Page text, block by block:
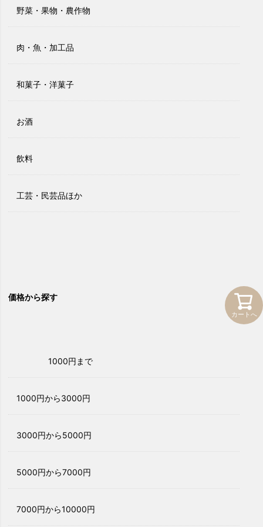
野菜・果物・農作物
肉・魚・加工品
和菓子・洋菓子
お酒
飲料
工芸・民芸品ほか
価格から探す
1000円まで
1000円から3000円
3000円から5000円
5000円から7000円
7000円から10000円
カートへ